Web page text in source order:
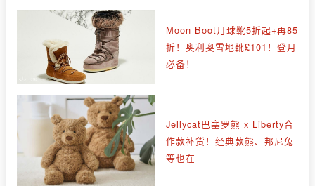
Moon Boot月球靴5折起+再85
折！奥利奥雪地靴£101！登月
必备！
Jellycat巴塞罗熊 x Liberty合
作款补货！经典款熊、邦尼兔
等也在